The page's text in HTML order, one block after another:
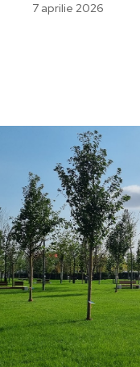
7 aprilie 2026